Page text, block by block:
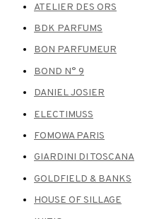
ATELIER DES ORS
BDK PARFUMS
BON PARFUMEUR
BOND N° 9
DANIEL JOSIER
ELECTIMUSS
FOMOWA PARIS
GIARDINI DI TOSCANA
GOLDFIELD & BANKS
HOUSE OF SILLAGE